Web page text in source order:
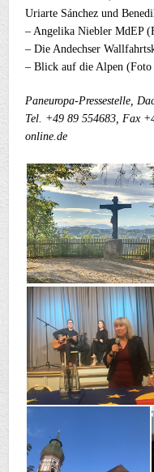
Uriarte Sánchez und
– Angelika Niebler MdEP
– Die Andechser
– Blick auf die Alpen
Paneuropa-Pressestelle,
Tel. +49 89 554683, Fax
online.de